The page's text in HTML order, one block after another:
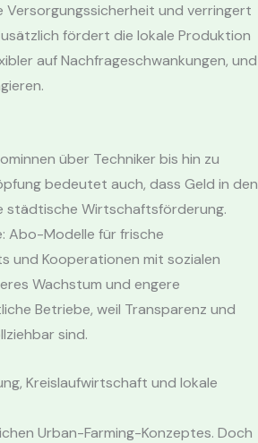
und verringert
fördert die lokale Produktion
auf Nachfrageschwankungen, und
über Techniker bis hin zu
bedeutet auch, dass Geld in den
städtische Wirtschaftsförderung.
Abo-Modelle für frische
und Kooperationen mit sozialen
Wachstum und engere
Betriebe, weil Transparenz und
sind.
Kreislaufwirtschaft und lokale
Urban-Farming-Konzeptes. Doch